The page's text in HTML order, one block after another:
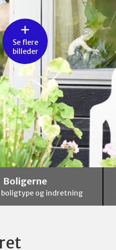
Se flere
billeder
Boligerne
boligtype og indretning